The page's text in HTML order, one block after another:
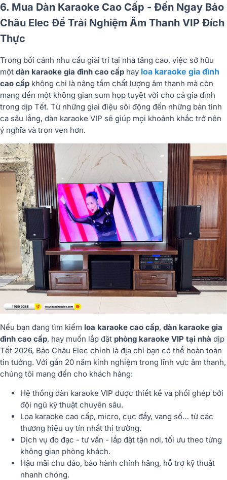
6. Mua Dàn Karaoke Cao Cấp - Đến Ngay Bảo
Châu Elec Để Trải Nghiệm Âm Thanh VIP Đích
Thực
Trong bối cảnh nhu cầu giải trí tại nhà tăng cao, việc sở hữu
một dàn karaoke gia đình cao cấp hay loa karaoke gia đình
cao cấp không chỉ là nâng tầm chất lượng âm thanh mà còn
mang đến một không gian sum họp tuyệt vời cho cả gia đình
trong dịp Tết. Từ những giai điệu sôi động đến những bản tình
ca sâu lắng, dàn karaoke VIP sẽ giúp mọi khoảnh khắc trở nên
ý nghĩa và trọn vẹn hơn.
Nếu bạn đang tìm kiếm loa karaoke cao cấp, dàn karaoke gia
đình cao cấp, hay muốn lắp đặt phòng karaoke VIP tại nhà dịp
Tết 2026, Bảo Châu Elec chính là địa chỉ bạn có thể hoàn toàn
tin tưởng. Với gần 20 năm kinh nghiệm trong lĩnh vực âm thanh,
chúng tôi mang đến cho khách hàng:
Hệ thống dàn karaoke VIP được thiết kế và phối ghép bởi
đội ngũ kỹ thuật chuyên sâu.
Loa karaoke cao cấp, micro, cục đẩy, vang số… từ các
thương hiệu uy tín nhất thị trường.
Dịch vụ đo đạc - tư vấn - lắp đặt tận nơi, tối ưu theo từng
không gian phòng khách.
Hậu mãi chu đáo, bảo hành chính hãng, hỗ trợ kỹ thuật
nhanh chóng.